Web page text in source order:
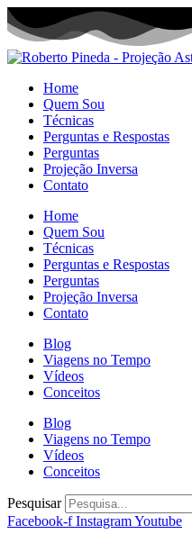
Home
Quem Sou
Técnicas
Perguntas e Respostas
Perguntas
Projeção Inversa
Contato
Home
Quem Sou
Técnicas
Perguntas e Respostas
Perguntas
Projeção Inversa
Contato
Blog
Viagens no Tempo
Vídeos
Conceitos
Blog
Viagens no Tempo
Vídeos
Conceitos
Pesquisar
Facebook-f InstagramYoutube